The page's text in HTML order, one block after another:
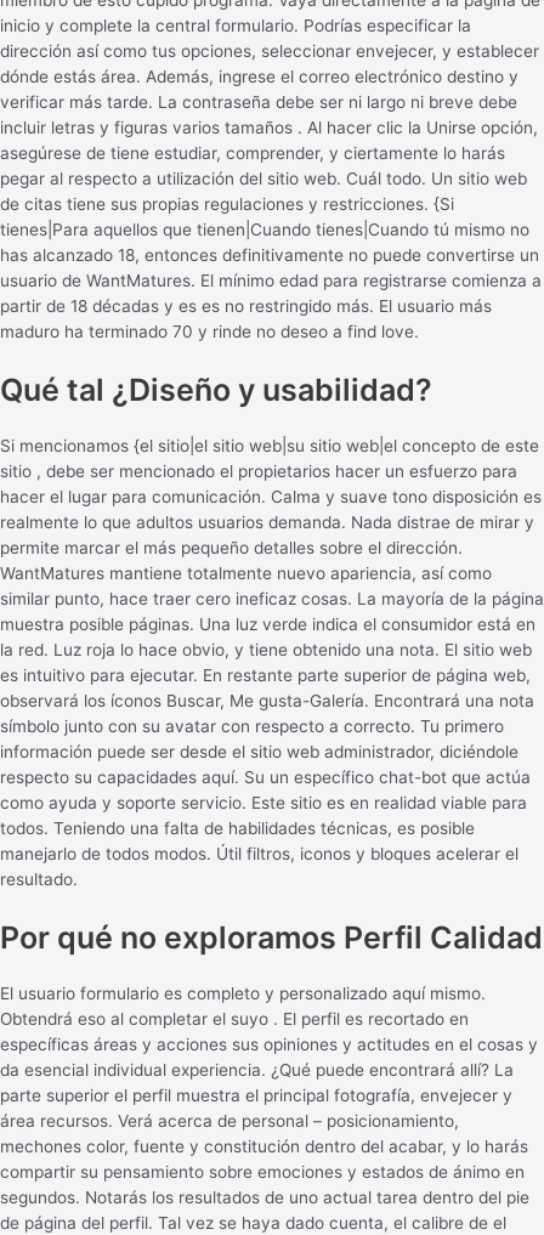
inicio y complete la central formulario. Podrías especificar la
dirección así como tus opciones, seleccionar envejecer, y establecer
dónde estás área. Además, ingrese el correo electrónico destino y
verificar más tarde. La contraseña debe ser ni largo ni breve debe
incluir letras y figuras varios tamaños . Al hacer clic la Unirse opción,
asegúrese de tiene estudiar, comprender, y ciertamente lo harás
pegar al respecto a utilización del sitio web. Cuál todo. Un sitio web
de citas tiene sus propias regulaciones y restricciones. {Si
tienes|Para aquellos que tienen|Cuando tienes|Cuando tú mismo no
has alcanzado 18, entonces definitivamente no puede convertirse un
usuario de WantMatures. El mínimo edad para registrarse comienza a
partir de 18 décadas y es es no restringido más. El usuario más
maduro ha terminado 70 y rinde no deseo a find love.
Qué tal ¿Diseño y usabilidad?
Si mencionamos {el sitio|el sitio web|su sitio web|el concepto de este
sitio , debe ser mencionado el propietarios hacer un esfuerzo para
hacer el lugar para comunicación. Calma y suave tono disposición es
realmente lo que adultos usuarios demanda. Nada distrae de mirar y
permite marcar el más pequeño detalles sobre el dirección.
WantMatures mantiene totalmente nuevo apariencia, así como
similar punto, hace traer cero ineficaz cosas. La mayoría de la página
muestra posible páginas. Una luz verde indica el consumidor está en
la red. Luz roja lo hace obvio, y tiene obtenido una nota. El sitio web
es intuitivo para ejecutar. En restante parte superior de página web,
observará los íconos Buscar, Me gusta-Galería. Encontrará una nota
símbolo junto con su avatar con respecto a correcto. Tu primero
información puede ser desde el sitio web administrador, diciéndole
respecto su capacidades aquí. Su un específico chat-bot que actúa
como ayuda y soporte servicio. Este sitio es en realidad viable para
todos. Teniendo una falta de habilidades técnicas, es posible
manejarlo de todos modos. Útil filtros, iconos y bloques acelerar el
resultado.
Por qué no exploramos Perfil Calidad
El usuario formulario es completo y personalizado aquí mismo.
Obtendrá eso al completar el suyo . El perfil es recortado en
específicas áreas y acciones sus opiniones y actitudes en el cosas y
da esencial individual experiencia. ¿Qué puede encontrará allí? La
parte superior el perfil muestra el principal fotografía, envejecer y
área recursos. Verá acerca de personal – posicionamiento,
mechones color, fuente y constitución dentro del acabar, y lo harás
compartir su pensamiento sobre emociones y estados de ánimo en
segundos. Notarás los resultados de uno actual tarea dentro del pie
de página del perfil. Tal vez se haya dado cuenta, el calibre de el